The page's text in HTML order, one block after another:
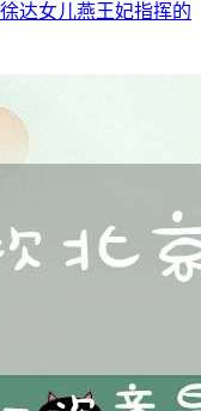
达女儿燕王妃指挥的